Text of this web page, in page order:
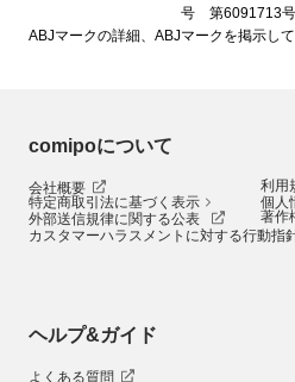
号 第6091713号
ABJマークの詳細、ABJマークを掲示し
comipoについて
会社概要
利用
特定商取引法に基づく表示
個人
外部送信規律に関する公表
著作
カスタマーハラスメントに対する行動指
ヘルプ&ガイド
よくある質問